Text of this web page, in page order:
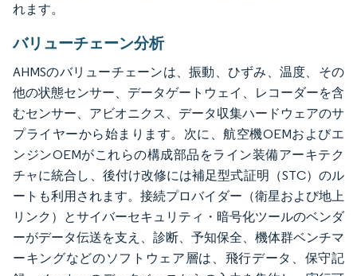
れます。
バリューチェーン分析
AHMSのバリューチェーンは、振動、ひずみ、温度、その
他の状態センサー、データゲートウェイ、レコーダーを含
むセンサー、アビオニクス、データ収集ハードウェアのサ
プライヤーから始まります。次に、航空機OEMおよびエ
ンジンOEMがこれらの構成部品をライン装備アーキテク
チャに統合し、後付け改修には補足型式証明（STC）のル
ートも利用されます。接続プロバイダー（衛星および地上
リンク）とサイバーセキュリティ・暗号化ツールのベンダ
ーがデータ伝送を支え、診断、予知保全、機体群ベンチマ
ーキングなどのソフトウェア層は、飛行データ、保守記